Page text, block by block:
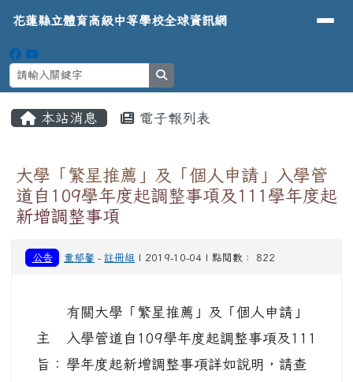
花蓮縣立體育高級中等學校全球資
導覽列
花蓮縣立體育高級中等學校全球資訊網
本站消息 電子報列表
大學「繁星推薦」及「個人申請」入學管
道自109學年度起調整事項及111學年度起
新增調整事項
公告 童郁馨 -註冊組 | 2019-10-04 | 點閱數： 822
主
旨：
有關大學「繁星推薦」及「個人申請」
入學管道自109學年度起調整事項及111
學年度起新增調整事項詳如說明，請查